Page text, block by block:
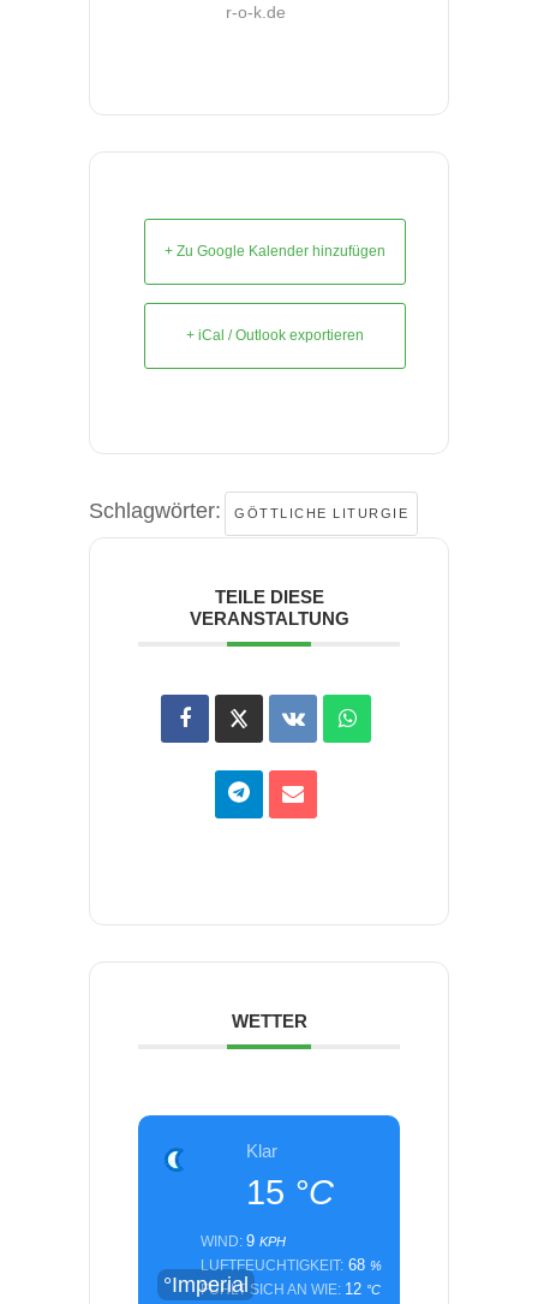
r-o-k.de
+ Zu Google Kalender hinzufügen
+ iCal / Outlook exportieren
Schlagwörter: GÖTTLICHE LITURGIE
TEILE DIESE
VERANSTALTUNG
WETTER
Klar
15 °C
°Imperial
WIND:9 KPH
LUFTFEUCHTIGKEIT: 68 %
FÜHLT SICH AN WIE: 12 °C